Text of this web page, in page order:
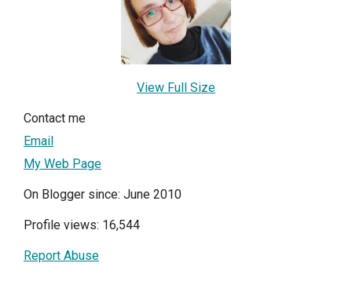
View Full Size
Contact me
Email
My Web Page
On Blogger since: June 2010
Profile views: 16,544
Report Abuse